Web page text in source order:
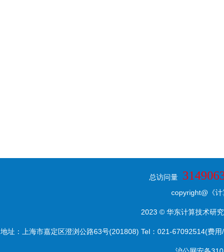
总访问量
copyright@《
2023 © 华东计算技术研
地址：上海市嘉定区澄浏公路63号(201808) Tel：021-67092514(费